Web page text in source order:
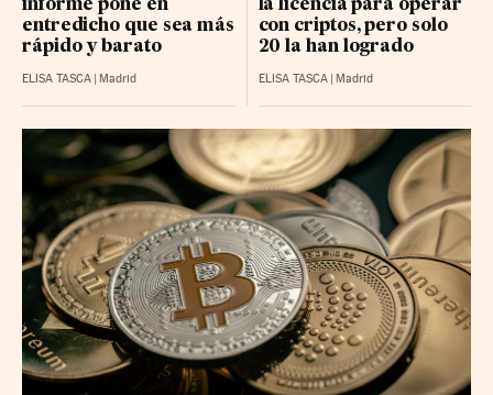
informe pone en
entredicho que sea más
rápido y barato
ELISA TASCA | Madrid
la licencia para operar
con criptos, pero solo
20 la han logrado
ELISA TASCA | Madrid